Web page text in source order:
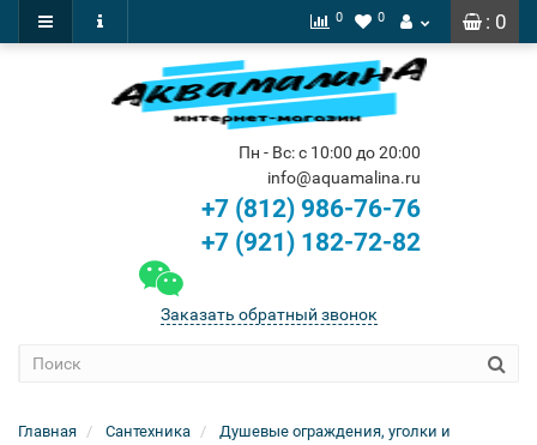
: 0
0 0
Пн - Вс: с 10:00 до 20:00
info@aquamalina.ru
+7 (812) 986-76-76
+7 (921) 182-72-82
Заказать обратный звонок
Главная Сантехника
Душевые ограждения, уголки и